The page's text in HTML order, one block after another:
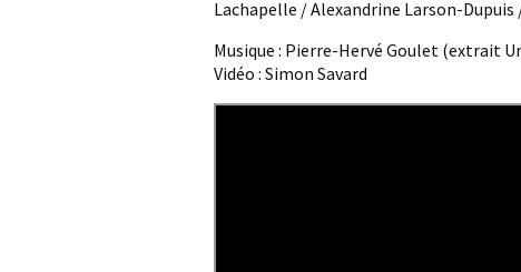
Lachapelle / Alexandrine Larson-
Musique : Pierre-Hervé Goulet (extrait
Vidéo : Simon Savard